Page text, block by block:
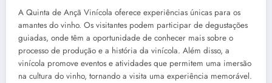
A Quinta de Ançã Vinícola oferece experiências únicas para os
amantes do vinho. Os visitantes podem participar de degustações
guiadas, onde têm a oportunidade de conhecer mais sobre o
processo de produção e a história da vinícola. Além disso, a
vinícola promove eventos e atividades que permitem uma imersão
na cultura do vinho, tornando a visita uma experiência memorável.